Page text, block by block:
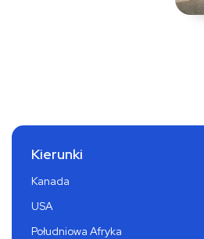
Kierunki
Kanada
USA
Południowa Afryka